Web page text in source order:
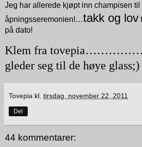
Jeg har allerede kjøpt inn champisen til
åpningsseremonien!…takk og lov
på dato!
Klem fra
gleder seg til de høye glass;)
Tovepia kl. tirsdag, november 22, 2011
Del
44 kommentarer: